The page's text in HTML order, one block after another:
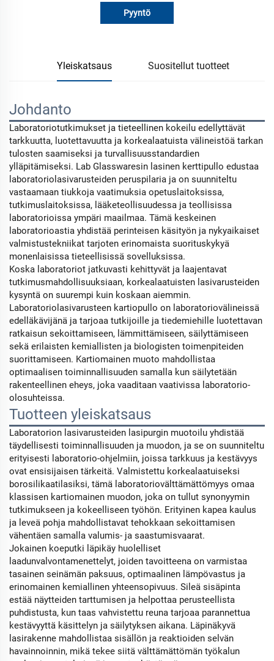
Pyyntö
Yleiskatsaus Suositellut tuotteet
Johdanto
Laboratoriotutkimukset ja tieteellinen kokeilu edellyttävät
tarkkuutta, luotettavuutta ja korkealaatuista välineistöä tarkan
tulosten saamiseksi ja turvallisuusstandardien
ylläpitämiseksi. Lab Glasswaresin lasinen kerttipullo edustaa
laboratoriolasivarusteiden peruspilaria ja on suunniteltu
vastaamaan tiukkoja vaatimuksia opetuslaitoksissa,
tutkimuslaitoksissa, lääketeollisuudessa ja teollisissa
laboratorioissa ympäri maailmaa. Tämä keskeinen
laboratorioastia yhdistää perinteisen käsityön ja nykyaikaiset
valmistustekniikat tarjoten erinomaista suorituskykyä
monenlaisissa tieteellisissä sovelluksissa.
Koska laboratoriot jatkuvasti kehittyvät ja laajentavat
tutkimusmahdollisuuksiaan, korkealaatuisten lasivarusteiden
kysyntä on suurempi kuin koskaan aiemmin.
Laboratoriolasivarusteen kartiopullo on laboratoriovälineissä
edelläkävijänä ja tarjoaa tutkijoille ja tiedemiehille luotettavan
ratkaisun sekoittamiseen, lämmittämiseen, säilyttämiseen
sekä erilaisten kemiallisten ja biologisten toimenpiteiden
suorittamiseen. Kartiomainen muoto mahdollistaa
optimaalisen toiminnallisuuden samalla kun säilytetään
rakenteellinen eheys, joka vaaditaan vaativissa laboratorio-
olosuhteissa.
Tuotteen yleiskatsaus
Laboratorion lasivarusteiden lasipurgin muotoilu yhdistää
täydellisesti toiminnallisuuden ja muodon, ja se on suunniteltu
erityisesti laboratorio-ohjelmiin, joissa tarkkuus ja kestävyys
ovat ensisijaisen tärkeitä. Valmistettu korkealaatuiseksi
borosilikaatilasiksi, tämä laboratoriovälttämättömyys omaa
klassisen kartiomainen muodon, joka on tullut synonyymin
tutkimukseen ja kokeelliseen työhön. Erityinen kapea kaulus
ja leveä pohja mahdollistavat tehokkaan sekoittamisen
vähentäen samalla valumis- ja saastumisvaarat.
Jokainen koeputki läpikäy huolelliset
laadunvalvontamenettelyt, joiden tavoitteena on varmistaa
tasainen seinämän paksuus, optimaalinen lämpövastus ja
erinomainen kemiallinen yhteensopivuus. Sileä sisäpinta
estää näytteiden tarttumisen ja helpottaa perusteellista
puhdistusta, kun taas vahvistettu reuna tarjoaa parannettua
kestävyyttä käsittelyn ja säilytyksen aikana. Läpinäkyvä
lasirakenne mahdollistaa sisällön ja reaktioiden selvän
havainnoinnin, mikä tekee siitä välttämättömän työkalun